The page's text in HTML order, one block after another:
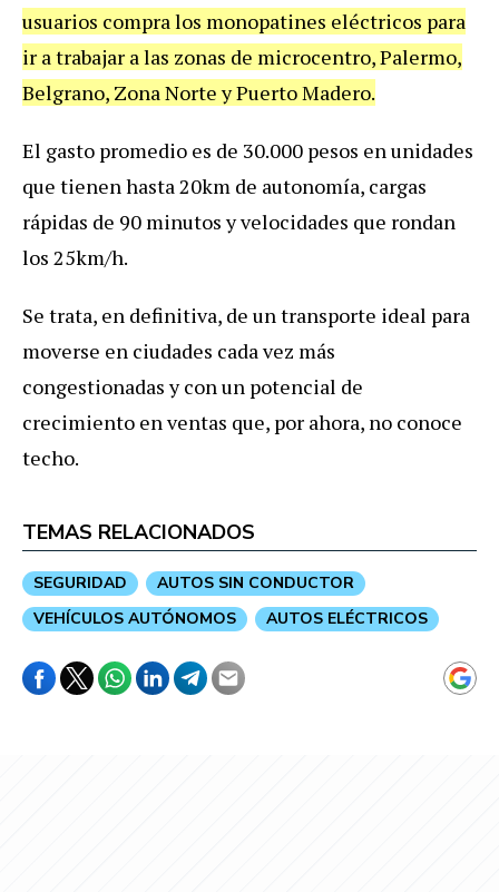
usuarios compra los monopatines eléctricos para
ir a trabajar a las zonas de microcentro,Palermo,
Belgrano, Zona Norte yPuertoMadero.
El gasto promedio es de 30.000 pesos en unidades
que tienen hasta 20km de autonomía, cargas
rápidas de 90 minutos yvelocidades que rondan
los 25km/h.
Se trata, en definitiva, de un transporte ideal para
moverse en ciudades cada vez más
congestionadas y con un potencial de
crecimiento en ventas que, por ahora, no conoce
techo.
TEMAS RELACIONADOS
SEGURIDAD
AUTOS SIN CONDUCTOR
VEHÍCULOS AUTÓNOMOS
AUTOS ELÉCTRICOS